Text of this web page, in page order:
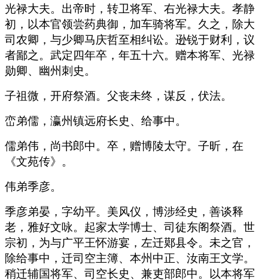
光禄大夫。出帝时，转卫将军、右光禄大夫。孝静
初，以本官领尝药典御，加车骑将军。久之，除大
司农卿，与少卿马庆哲至相纠讼。逊锐于财利，议
者鄙之。武定四年卒，年五十六。赠本将军、光禄
勋卿、幽州刺史。
子祖微，开府祭酒。父丧未终，谋反，伏法。
峦弟儒，瀛州镇远府长史、给事中。
儒弟伟，尚书郎中。卒，赠博陵太守。子昕，在
《文苑传》。
伟弟季彦。
季彦弟晏，字幼平。美风仪，博涉经史，善谈释
老，雅好文咏。起家太学博士、司徒东阁祭酒。世
宗初，为与广平王怀游宴，左迁鄚县令。未之官，
除给事中，迁司空主簿、本州中正、汝南王文学。
稍迁辅国将军、司空长史、兼吏部郎中。以本将军